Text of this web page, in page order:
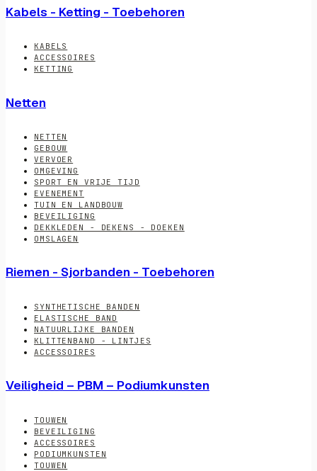
Kabels - Ketting - Toebehoren
KABELS
ACCESSOIRES
KETTING
Netten
NETTEN
GEBOUW
VERVOER
OMGEVING
SPORT EN VRIJE TIJD
EVENEMENT
TUIN EN LANDBOUW
BEVEILIGING
DEKKLEDEN - DEKENS - DOEKEN
OMSLAGEN
Riemen - Sjorbanden - Toebehoren
SYNTHETISCHE BANDEN
ELASTISCHE BAND
NATUURLIJKE BANDEN
KLITTENBAND - LINTJES
ACCESSOIRES
Veiligheid – PBM – Podiumkunsten
TOUWEN
BEVEILIGING
ACCESSOIRES
PODIUMKUNSTEN
TOUWEN